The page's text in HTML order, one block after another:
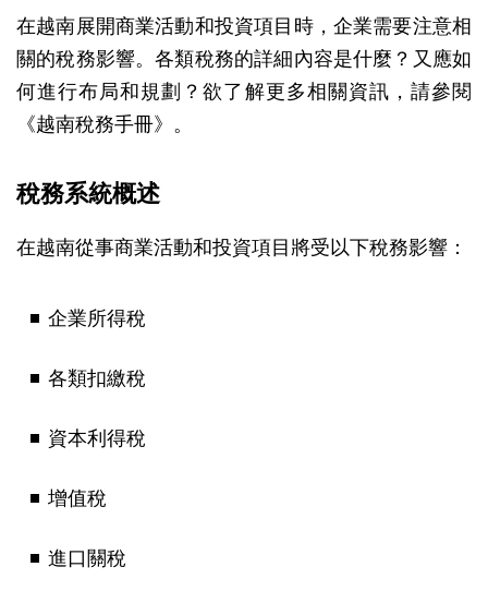
在越南展開商業活動和投資項目時，企業需要注意相
關的稅務影響。各類稅務的詳細內容是什麼？又應如
何進行布局和規劃？欲了解更多相關資訊，請參閱
《越南稅務手冊》。
稅務系統概述
在越南從事商業活動和投資項目將受以下稅務影響：
企業所得稅
各類扣繳稅
資本利得稅
增值稅
進口關稅